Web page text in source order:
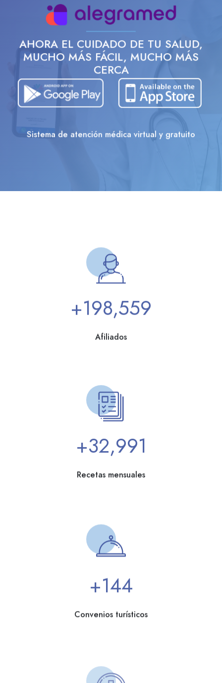
AHORA EL CUIDADO DE TU SALUD,
MUCHO MÁS FÁCIL, MUCHO MÁS
CERCA
Sistema de atención médica virtual y gratuito
214,994
Afiliados
35,994
Recetas mensuales
150